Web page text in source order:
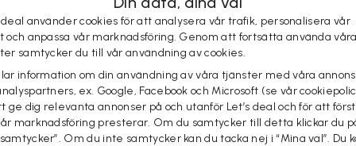
ytor
du skapa verk som verkligen sticker ut
våra snabbtorkande markers
eller rabattkoder
deal använder cookies för att analysera vår trafik, personalisera vår
och anpassa vår marknadsföring. Genom att fortsätta använda våra
samtycker du till vår användning av cookies.
information om din användning av våra tjänster med våra
ex. Google, Facebook och Microsoft (se vår
ge dig relevanta annonser på och utanför Let’s deal och för att
marknadsföring presterar. Om du samtycker till detta klickar du
samtycker”. Om du inte samtycker kan du tacka nej i “Mina val”. Du